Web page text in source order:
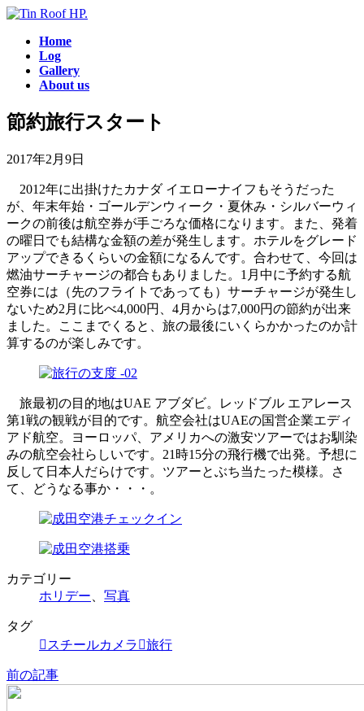
コ
ス
キ
プ
ナ
ン
に
動
Home
Log
Gallery
About us
節約旅行スタート
2017年2月9日
2012年に出掛けたカナダ イエローナイフもそうだった
が、年末年始・ゴールデンウィーク・夏休み・シルバーウィ
ークの前後は航空券が手ごろな価格になります。また、発着
の曜日でも結構な金額の差が発生します。ホテルをグレード
アップできるくらいの金額になるんです。合わせて、今回は
燃油サーチャージの都合もありました。1月中に予約する航
空券には（先のフライトであっても）サーチャージが発生し
ないため2月に比べ4,000円、4月からは7,000円の節約が出来
ました。ここまでくると、旅の最後にいくらかかったのか計
算するのが楽しみです。
旅最初の目的地はUAE アブダビ。レッドブル エアレース
第1戦の観戦が目的です。航空会社はUAEの国営企業エディ
アド航空。ヨーロッパ、アメリカへの激安ツアーではお馴染
みの航空会社らしいです。21時15分の飛行機で出発。予想に
反して日本人だらけです。ツアーとぶち当たった模様。さ
て、どうなる事か・・・。
カテゴリー
ホリデー
写真
タグ
スチールカメラ
旅行
前の記事